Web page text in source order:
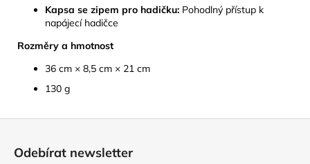
Kapsa se zipem pro hadičku: Pohodlný přístup k
napájecí hadičce
Rozměry a hmotnost
36 cm × 8,5 cm × 21 cm
130 g
Odebírat newsletter